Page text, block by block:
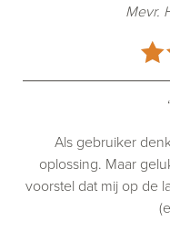
Mevr.
Als gebruiker
oplossing. Maar
voorstel dat mij op de